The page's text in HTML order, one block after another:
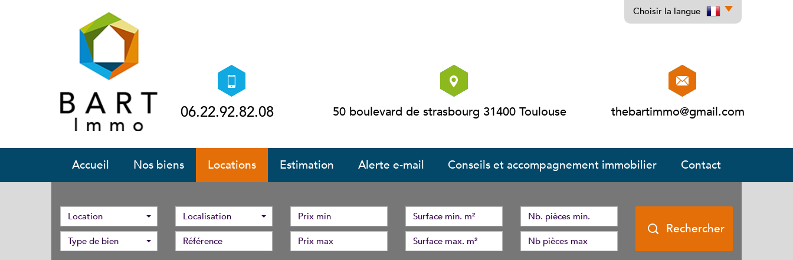
Choisir la langue
06.22.92.82.08 50 boulevard de strasbourg 31400 Toulouse thebartimmo@gmail.com
accueil nos biens locations estimation alerte e-mail conseils et accompagnement immobilier contact
Location
Type de bien
Localisation
Rechercher